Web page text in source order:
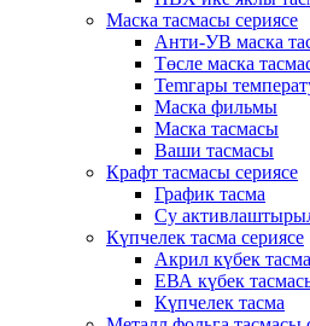
Маска тасмасы сериясе
Анти-УВ маска
Төсле маска
Temгары
Маска фильмы
Маска тасмасы
Ваши тасмасы
Крафт тасмасы сериясе
График тасма
Су
Күпчелек тасма сериясе
Акрил күбек
ЕВА күбек
Күпчелек тасма